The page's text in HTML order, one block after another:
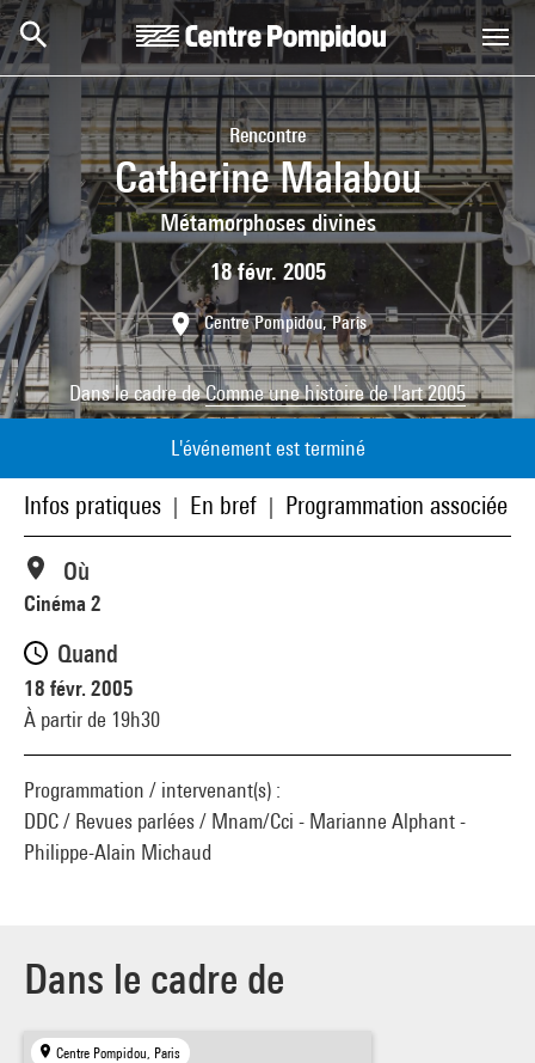
Aller au contenu principal
Centre Pompidou
Rencontre
Catherine Malabou
Métamorphoses divines
18 févr. 2005
Centre Pompidou, Paris
Dans le cadre deComme une histoire de l'art 2005
L'événement est terminé
Infos pratiques En bref Programmation associée
Programmation / intervenant(s) :
DDC / Revues parlées / Mnam/Cci - Marianne Alphant -
Philippe-Alain Michaud
Où
Cinéma 2
Quand
18 févr. 2005
À partir de 19h30
Dans le cadre de
Centre Pompidou, Paris